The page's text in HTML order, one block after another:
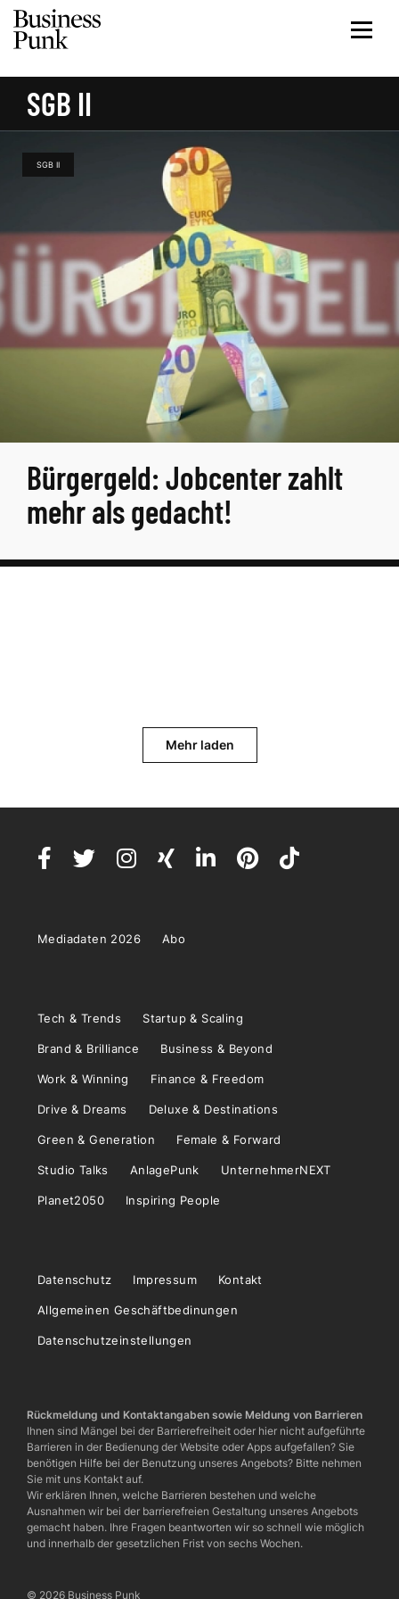
SGB II
SGB II
Bürgergeld: Jobcenter zahlt
mehr als gedacht!
Mehr laden
Mediadaten 2026 Abo
Tech & Trends Startup & Scaling
Brand & Brilliance Business & Beyond
Work & Winning Finance & Freedom
Drive & Dreams Deluxe & Destinations
Green & Generation Female & Forward
Studio Talks AnlagePunk UnternehmerNEXT
Planet2050 Inspiring People
Datenschutz Impressum Kontakt
Allgemeinen Geschäftbedinungen
Datenschutzeinstellungen
Rückmeldung und Kontaktangaben sowie Meldung von Barrieren
Ihnen sind Mängel bei der Barrierefreiheit oder hier nicht aufgeführte
Barrieren in der Bedienung der Website oder Apps aufgefallen? Sie
benötigen Hilfe bei der Benutzung unseres Angebots? Bitte nehmen
Sie mit uns Kontakt auf.
Wir erklären Ihnen, welche Barrieren bestehen und welche
Ausnahmen wir bei der barrierefreien Gestaltung unseres Angebots
gemacht haben. Ihre Fragen beantworten wir so schnell wie möglich
und innerhalb der gesetzlichen Frist von sechs Wochen.
© 2026 Business Punk